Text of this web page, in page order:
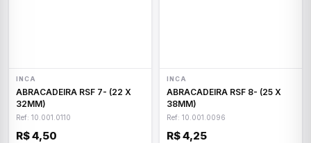
INCA
ABRACADEIRA RSF 7- (22 X
32MM)
Ref: 10.001.0110
R$ 4,50
INCA
ABRACADEIRA RSF 8- (25 X
38MM)
Ref: 10.001.0096
R$ 4,25